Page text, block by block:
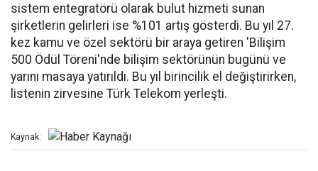
sistem entegratörü olarak bulut hizmeti sunan
şirketlerin gelirleri ise %101 artış gösterdi. Bu yıl 27.
kez kamu ve özel sektörü bir araya getiren 'Bilişim
500 Ödül Töreni'nde bilişim sektörünün bugünü ve
yarını masaya yatırıldı. Bu yıl birincilik el değiştirirken,
listenin zirvesine Türk Telekom yerleşti.
Kaynak: